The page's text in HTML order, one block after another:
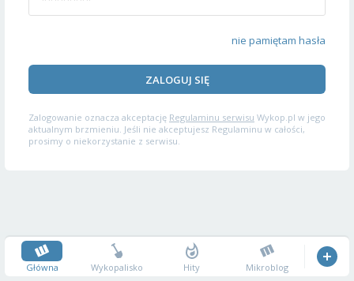
nie pamiętam hasła
ZALOGUJ SIĘ
Zalogowanie oznacza akceptację Regulaminu serwisu Wykop.pl w jego
aktualnym brzmieniu. Jeśli nie akceptujesz Regulaminu w całości,
prosimy o niekorzystanie z serwisu.
Główna Wykopalisko Hity Mikroblog